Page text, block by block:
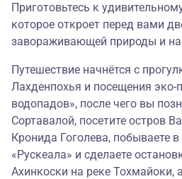
Приготовьтесь к
которое откроет перед вами
завораживающей природы и
Путешествие начнётся с
Лахденпохья и посещения эко-
водопадов», после чего вы
Сортавалой, посетите остров
Кронида Гоголева, побываете
«Рускеала» и сделаете
Ахинкоски на реке Тохмайоки,